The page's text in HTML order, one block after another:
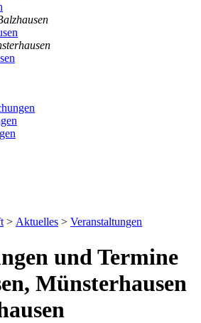
> Aktuelles > Veranstaltungen
und Termine
Münsterhausen